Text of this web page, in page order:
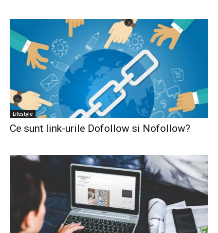
Lifestyle
Ce sunt link-urile Dofollow si Nofollow?